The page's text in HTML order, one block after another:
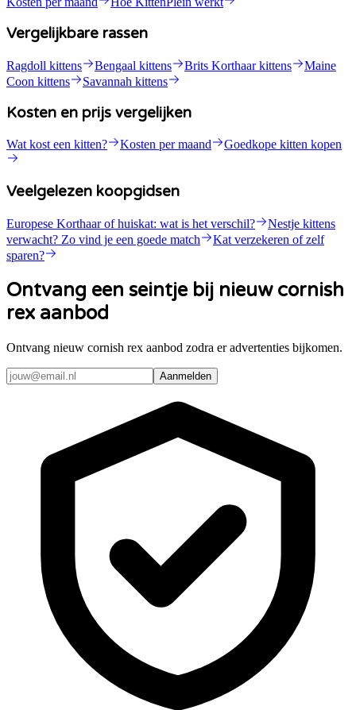
Vergelijkbare rassen
Ragdoll kittens Bengaal kittens Brits Korthaar kittens
Maine
Coon kittens
Savannah kittens
Kosten en prijs vergelijken
Wat kost een kitten? Kosten per maand Goedkope kitten kopen
Veelgelezen koopgidsen
Europese Korthaar of huiskat: wat is het verschil?
Nestje kittens
verwacht? Zo vind je een goede match
Kat verzekeren of zelf
sparen?
Ontvang een seintje bij nieuw cornish
rex aanbod
Ontvang nieuw cornish rex aanbod zodra er advertenties bijkomen.
Aanmelden